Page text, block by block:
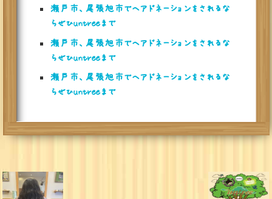
瀬戸市、尾張旭市でヘアドネーションをされるな
らぜひuntreeまで
瀬戸市、尾張旭市でヘアドネーションをされるな
らぜひuntreeまで
瀬戸市、尾張旭市でヘアドネーションをされるな
らぜひuntreeまで